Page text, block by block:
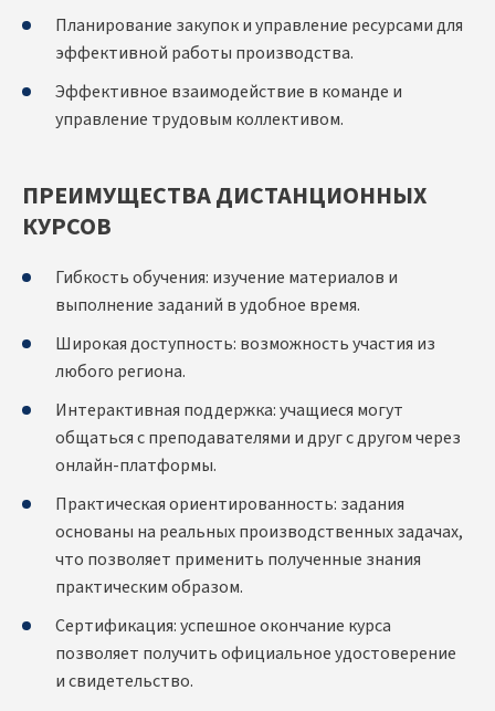
Планирование закупок и управление ресурсами для
эффективной работы производства.
Эффективное взаимодействие в команде и
управление трудовым коллективом.
ПРЕИМУЩЕСТВА ДИСТАНЦИОННЫХ
КУРСОВ
Гибкость обучения: изучение материалов и
выполнение заданий в удобное время.
Широкая доступность: возможность участия из
любого региона.
Интерактивная поддержка: учащиеся могут
общаться с преподавателями и друг с другом через
онлайн-платформы.
Практическая ориентированность: задания
основаны на реальных производственных задачах,
что позволяет применить полученные знания
практическим образом.
Сертификация: успешное окончание курса
позволяет получить официальное удостоверение
и свидетельство.